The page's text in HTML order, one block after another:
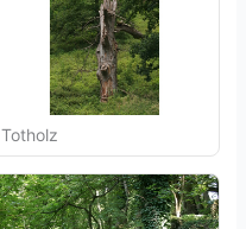
Totholz